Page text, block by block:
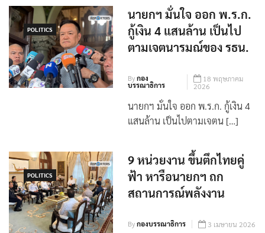
POLITICS
นายกฯ มั่นใจ ออก พ.ร.ก.
กู้เงิน 4 แสนล้าน เป็นไป
ตามเจตนารมณ์ของ รธน.
Byกอง
บรรณาธิการ
18 พฤษภาคม
2026
นายกฯ มั่นใจ ออก พ.ร.ก. กู้เงิน 4
แสนล้าน เป็นไปตามเจตน […]
POLITICS
9 หน่วยงาน ขึ้นตึกไทยคู่
ฟ้า หารือนายกฯ ถก
สถานการณ์พลังงาน
Byกองบรรณาธิการ 3 เมษายน 2026